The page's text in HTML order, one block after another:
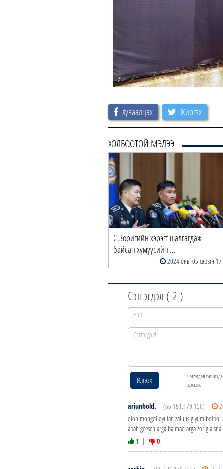
Хуваалцах Жиргэх
ХОЛБООТОЙ МЭДЭЭ
С.Зоригийн хэрэгт шалгагдаж
байсан хүмүүсийн …
2024 оны 05 сарын 17
Сэтгэгдэл (2 )
Илгээх
Сэтгэгдэл
эрхтэй.
ariunbold. (66.181.179.156)
olon mongol oyutan zaluusig yum bolbol
abah geesen arga balmad arga zorig
1 | 0